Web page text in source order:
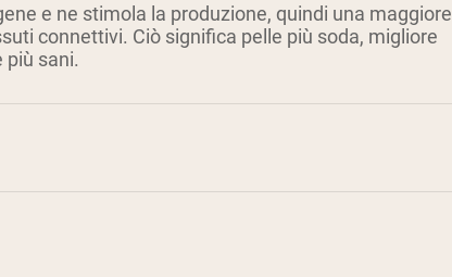
e ne stimola la produzione, quindi una maggiore
connettivi. Ciò significa pelle più soda, migliore
più sani.